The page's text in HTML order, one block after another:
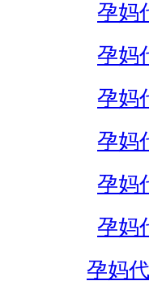
孕妈
孕妈
孕妈
孕妈
孕妈
孕妈
孕妈